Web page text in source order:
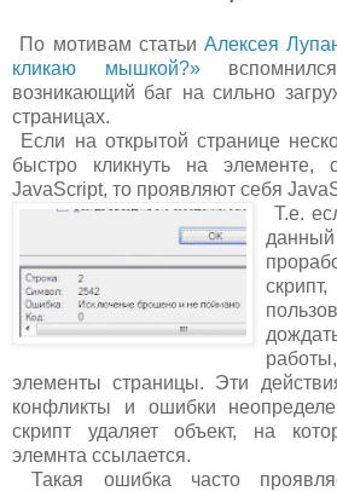
По мотивам статьиАлексея
кликаю мышкой?»
возникающий баг на сильно
страницах.
Если на открытой странице
быстро кликнуть на элементе,
JavaScript, то проявляют себя
Т.е.
элементы страницы. Эти
конфликты и ошибки
скрипт удаляет объект, на
элемнта ссылается.
Такая ошибка часто